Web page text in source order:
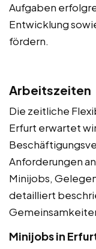
Aufgaben
Entwicklung
fördern.
Arbeitszeiten
Die zeitliche
Erfurt erwartet
Anforderungen
Minijobs,
detailliert
Minijobs in